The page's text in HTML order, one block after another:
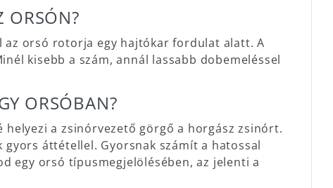
ORSÓN?
orsó rotorja egy hajtókar fordulat alatt. A
kisebb a szám, annál lassabb dobemeléssel
ORSÓBAN?
a zsinórvezető görgő a horgász zsinórt.
áttétellel. Gyorsnak számít a hatossal
egy orsó típusmegjelölésében, az jelenti a